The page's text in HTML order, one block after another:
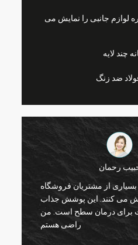
لوازم جانبی را نمایش می
چند لایه
ضد زنگ
گالتی
من کار خوبی انجام دادید!
فروشگاه کریسمس وارد
پس از نصب، ما تصاویر شما را برای
خواهیم کرد. خیلی ممنون